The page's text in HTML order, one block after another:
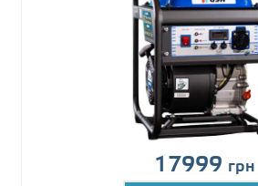
17999 грн